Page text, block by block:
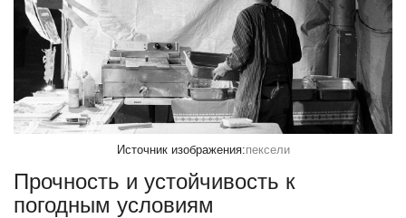
Источник изображения:пексели
Прочность и устойчивость к
погодным условиям